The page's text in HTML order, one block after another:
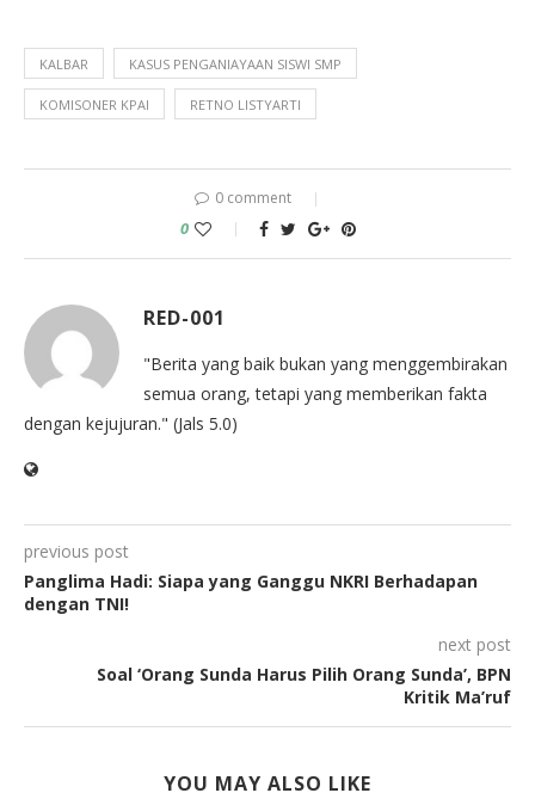
KALBAR KASUS PENGANIAYAAN SISWI SMP
KOMISONER KPAI RETNO LISTYARTI
0 comment
0
RED-001
"Berita yang baik bukan yang menggembirakan
semua orang, tetapi yang memberikan fakta
dengan kejujuran." (Jals 5.0)
previous post
Panglima Hadi: Siapa yang Ganggu NKRI Berhadapan
dengan TNI!
next post
Soal ‘Orang Sunda Harus Pilih Orang Sunda’, BPN
Kritik Ma’ruf
YOU MAY ALSO LIKE